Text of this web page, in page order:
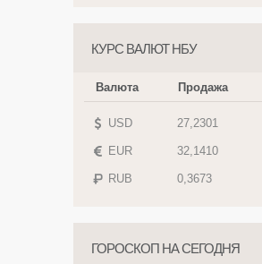
КУРС ВАЛЮТ НБУ
Валюта Продажа
USD 27,2301
EUR 32,1410
RUB 0,3673
ГОРОСКОП НА СЕГОДНЯ